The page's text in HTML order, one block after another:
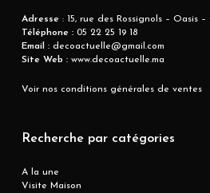
Adresse : 15, rue des Rossignols – Oasis –
Téléphone :05 22 25 19 18
Email :decoactuelle@gmail.com
Site Web :www.decoactuelle.ma
Voir nos conditions générales de ventes
Recherche par catégories
A la une
Visite Maison